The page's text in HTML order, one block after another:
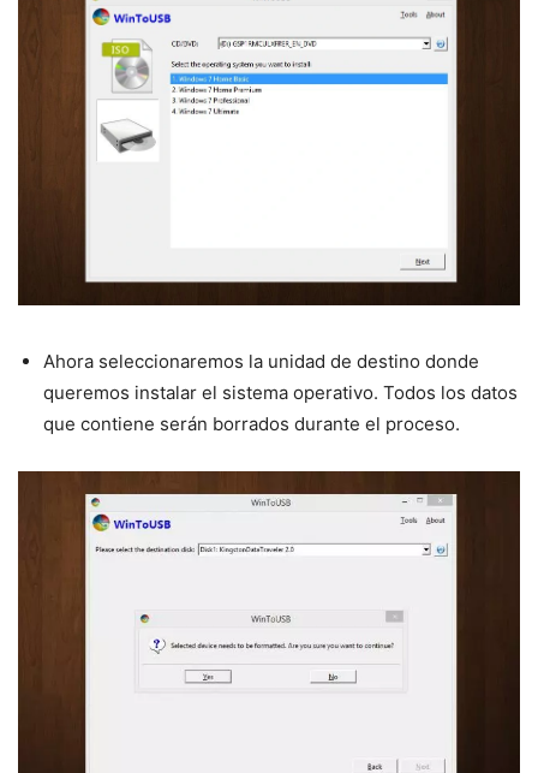
Ahora seleccionaremos la unidad de destino donde
queremos instalar el sistema operativo. Todos los datos
que contiene serán borrados durante el proceso.